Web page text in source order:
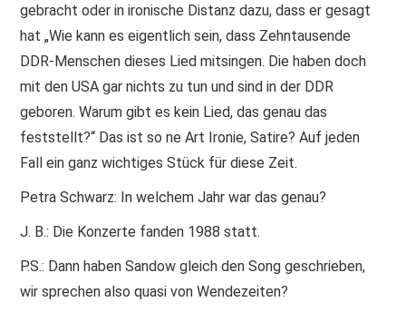
gebracht oder in ironische Distanz dazu, dass er gesagt
hat „Wie kann es eigentlich sein, dass Zehntausende
DDR-Menschen dieses Lied mitsingen. Die haben doch
mit den USA gar nichts zu tun und sind in der DDR
geboren. Warum gibt es kein Lied, das genau das
feststellt?“ Das ist so ne Art Ironie, Satire? Auf jeden
Fall ein ganz wichtiges Stück für diese Zeit.
Petra Schwarz: In welchem Jahr war das genau?
J. B.: Die Konzerte fanden 1988 statt.
P.S.: Dann haben Sandow gleich den Song geschrieben,
wir sprechen also quasi von Wendezeiten?